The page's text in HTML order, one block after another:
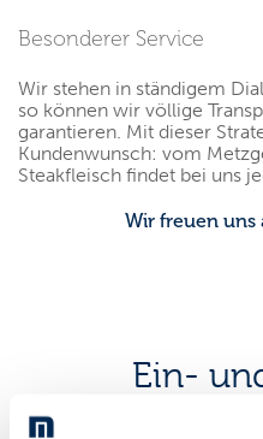
Besonderer Service
Wir stehen in ständigem
so können wir völlige
garantieren. Mit dieser
Kundenwunsch: vom
Steakfleisch findet bei uns
Wir freuen uns
Ein-